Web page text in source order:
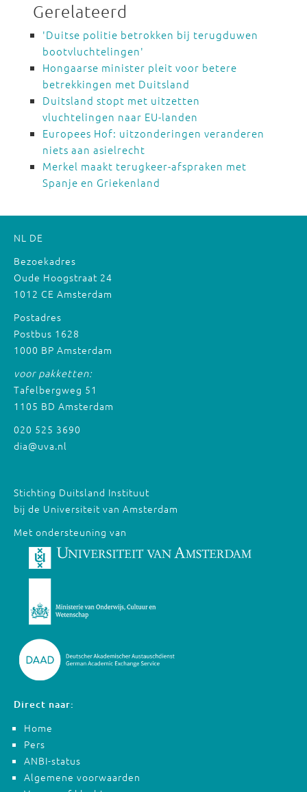
Gerelateerd
'Duitse politie betrokken bij terugduwen
bootvluchtelingen'
Hongaarse minister pleit voor betere
betrekkingen met Duitsland
Duitsland stopt met uitzetten
vluchtelingen naar EU-landen
Europees Hof: uitzonderingen veranderen
niets aan asielrecht
Merkel maakt terugkeer-afspraken met
Spanje en Griekenland
NL DE
Bezoekadres
Oude Hoogstraat 24
1012 CE Amsterdam
Postadres
Postbus 1628
1000 BP Amsterdam
voor pakketten:
Tafelbergweg 51
1105 BD Amsterdam
020 525 3690
dia@uva.nl
Stichting Duitsland Instituut
bij de Universiteit van Amsterdam
Met ondersteuning van
Direct naar:
Home
Pers
ANBI-status
Algemene voorwaarden